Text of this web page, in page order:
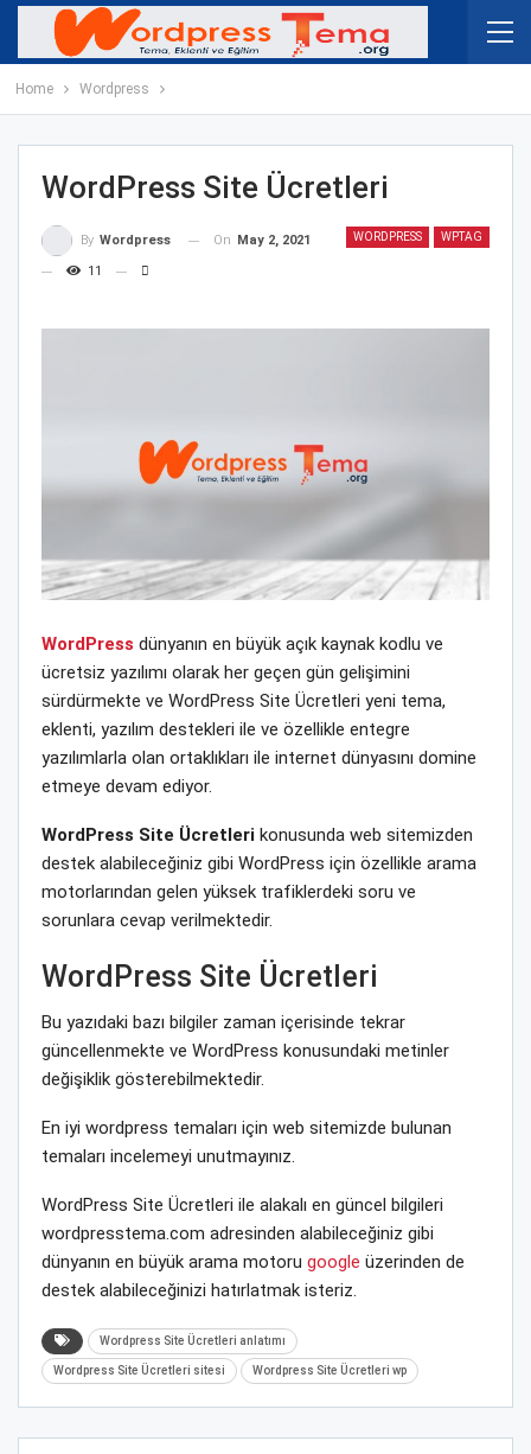
Home Wordpress
WordPress Site Ücretleri
WORDPRESS WPTAG
By Wordpress On May 2, 2021
11
WordPress dünyanın en büyük açık kaynak kodlu ve
ücretsiz yazılımı olarak her geçen gün gelişimini
sürdürmekte ve WordPress Site Ücretleri yeni tema,
eklenti, yazılım destekleri ile ve özellikle entegre
yazılımlarla olan ortaklıkları ile internet dünyasını domine
etmeye devam ediyor.
WordPress Site Ücretleri konusunda web sitemizden
destek alabileceğiniz gibi WordPress için özellikle arama
motorlarından gelen yüksek trafiklerdeki soru ve
sorunlara cevap verilmektedir.
WordPress Site Ücretleri
Bu yazıdaki bazı bilgiler zaman içerisinde tekrar
güncellenmekte ve WordPress konusundaki metinler
değişiklik gösterebilmektedir.
En iyi wordpress temaları için web sitemizde bulunan
temaları incelemeyi unutmayınız.
WordPress Site Ücretleri ile alakalı en güncel bilgileri
wordpresstema.com adresinden alabileceğiniz gibi
dünyanın en büyük arama motoru google üzerinden de
destek alabileceğinizi hatırlatmak isteriz.
Wordpress Site Ücretleri anlatımı
Wordpress Site Ücretleri sitesi Wordpress Site Ücretleri wp